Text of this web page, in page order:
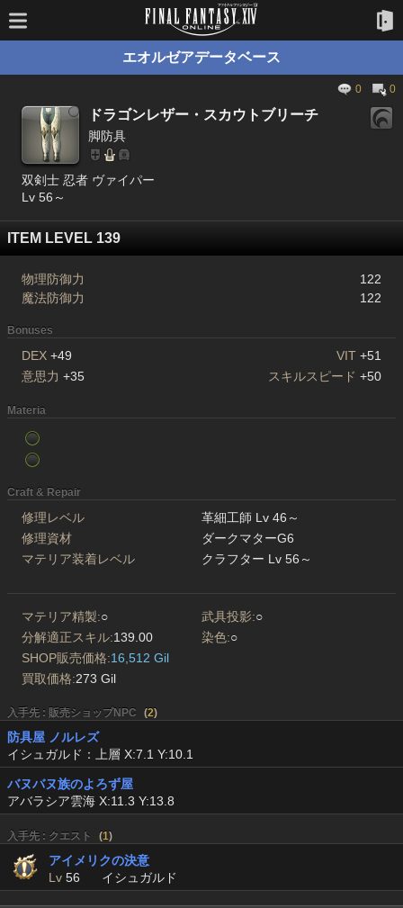
エオルゼアデータベース
0 0
ドラゴンレザー・スカウトブリーチ
脚防具
双剣士 忍者 ヴァイパー
Lv 56～
ITEM LEVEL 139
物理防御力
122
魔法防御力
122
Bonuses
DEX +49 VIT +51
意思力 +35 スキルスピード +50
Materia
Craft & Repair
修理レベル
革細工師 Lv 46～
修理資材
ダークマターG6
マテリア装着レベル
クラフター Lv 56～
マテリア精製:○ 武具投影:○
分解適正スキル:139.00 染色:○
SHOP販売価格:16,512 Gil
買取価格:273 Gil
入手先 : 販売ショップNPC (2)
防具屋 ノルレズ
イシュガルド：上層 X:7.1 Y:10.1
バヌバヌ族のよろず屋
アバラシア雲海 X:11.3 Y:13.8
入手先 : クエスト (1)
アイメリクの決意
Lv 56 イシュガルド